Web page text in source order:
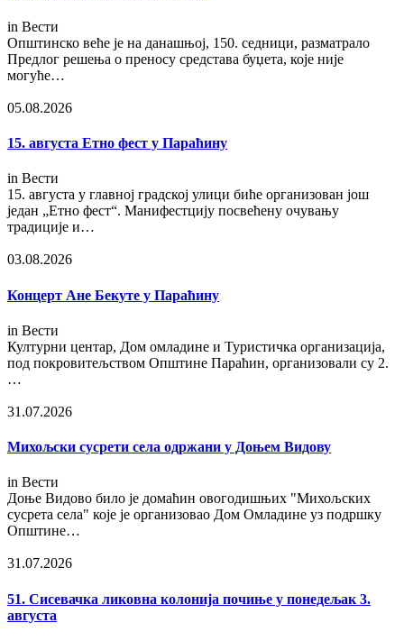
in Вести
Општинско веће је на данашњој, 150. седници, разматрало
Предлог решења о преносу средстава буџета, које није
могуће…
05.08.2026
15. августа Етно фест у Параћину
in Вести
15. августа у главној градској улици биће организован још
један „Етно фест“. Манифестцију посвећену очувању
традиције и…
03.08.2026
Концерт Ане Бекуте у Параћину
in Вести
Културни центар, Дом омладине и Туристичка организација,
под покровитељством Општине Параћин, организовали су 2.
…
31.07.2026
Михољски сусрети села одржани у Доњем Видову
in Вести
Доње Видово било је домаћин овогодишњих "Михољских
сусрета села" које је организовао Дом Омладине уз подршку
Општине…
31.07.2026
51. Сисевачка ликовна колонија почиње у понедељак 3.
августа